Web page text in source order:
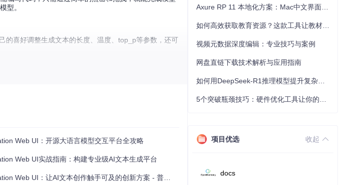
型。
的喜好调整生成文本的长度、温度、top_p等参数，还可
Web UI：开源大语言模型交互平台全攻略
Web UI实战指南：构建专业级AI文本生成平台
UI：让AI文本创作触手可及的创新方案 - 普通用户的AI交互新体验
视频元数据深度编辑：专业技巧与案例
网盘直链下载技术解析与应用指南
项目优选 收起
docs